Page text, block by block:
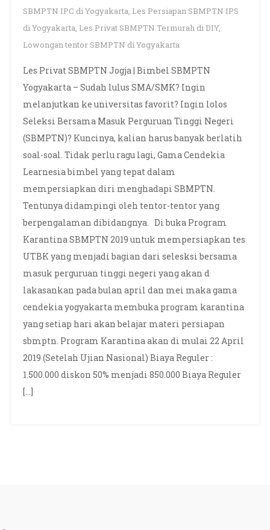
SBMPTN IPC di Yogyakarta, Les Persiapan SBMPTN IPS
di Yogyakarta, Les Privat SBMPTN Termurah di DIY,
Lowongan tentor SBMPTN di Yogyakarta
Les Privat SBMPTN Jogja | Bimbel SBMPTN
Yogyakarta – Sudah lulus SMA/SMK? Ingin
melanjutkan ke universitas favorit? Ingin lolos
Seleksi Bersama Masuk Perguruan Tinggi Negeri
(SBMPTN)? Kuncinya, kalian harus banyak berlatih
soal-soal. Tidak perlu ragu lagi, Gama Cendekia
Learnesia bimbel yang tepat dalam
mempersiapkan diri menghadapi SBMPTN.
Tentunya didampingi oleh tentor-tentor yang
berpengalaman dibidangnya. Di buka Program
Karantina SBMPTN 2019 untuk mempersiapkan tes
UTBK yang menjadi bagian dari selesksi bersama
masuk perguruan tinggi negeri yang akan d
lakasankan pada bulan april dan mei maka gama
cendekia yogyakarta membuka program karantina
yang setiap hari akan belajar materi persiapan
sbmptn. Program Karantina akan di mulai 22 April
2019 (Setelah Ujian Nasional) Biaya Reguler :
1.500.000 diskon 50% menjadi 850.000 Biaya Reguler
[…]